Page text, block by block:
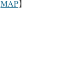
MAP】